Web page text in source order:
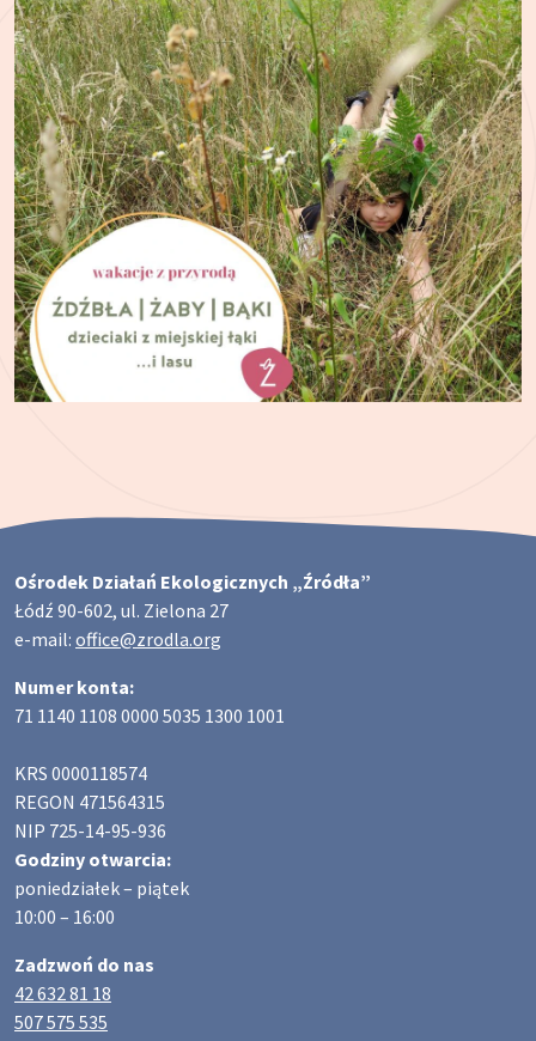
Ośrodek Działań Ekologicznych „Źródła”
Łódź 90-602, ul. Zielona 27
e-mail: office@zrodla.org
Numer konta:
71 1140 1108 0000 5035 1300 1001
KRS 0000118574
REGON 471564315
NIP 725-14-95-936
Godziny otwarcia:
poniedziałek – piątek
10:00 – 16:00
Zadzwoń do nas
42 632 81 18
507 575 535